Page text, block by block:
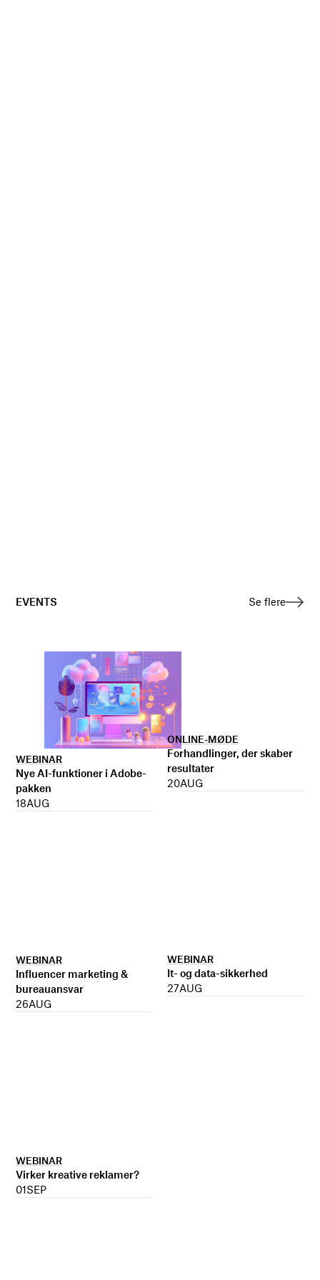
EVENTS Se flere
WEBINAR
Nye AI-funktioner i Adobe-
pakken
18AUG
ONLINE-MØDE
Forhandlinger, der skaber
resultater
20AUG
WEBINAR
Influencer marketing &
bureauansvar
26AUG
WEBINAR
It- og data-sikkerhed
27AUG
WEBINAR
Virker kreative reklamer?
01SEP